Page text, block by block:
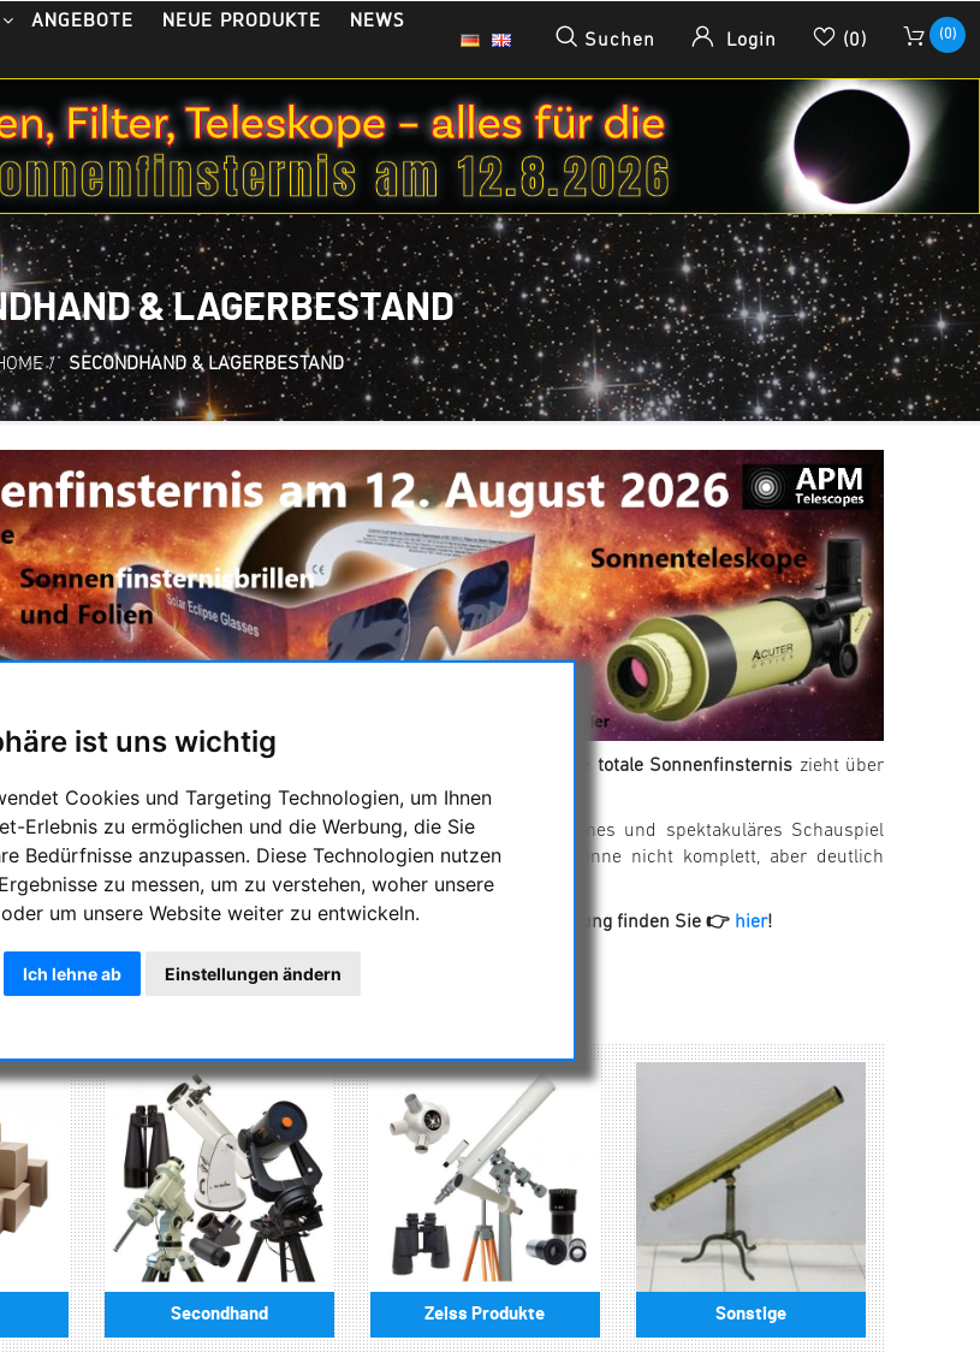
ist uns wichtig
Cookies und Targeting Technologien, um Ihnen
Erlebnis zu ermöglichen und die Werbung, die Sie
Bedürfnisse anzupassen. Diese Technologien nutzen
zu messen, um zu verstehen, woher unsere
um unsere Website weiter zu entwickeln.
Ich lehne ab Einstellungen ändern
ANGEBOTE NEUE PRODUKTE
NEWS
Suchen Login (0) (0)
& LAGERBESTAND
/ SECONDHAND & LAGERBESTAND
totale Sonnenfinsternis zieht über
– allerdingsnicht über Deutschland.
wir einebeeindruckende partielle Finsternis, die dennoch ein seltenes und spektakuläres Schauspiel
vollständig imHalbschattendes Mondes. Dadurch wird die Sonne nicht komplett, aber deutlich
.
eine sichere Beobachtung der Sonnenfinsternis? Eine Zusammenstellung finden Sie 👉 hier!
Secondhand Zeiss Produkte Sonstige